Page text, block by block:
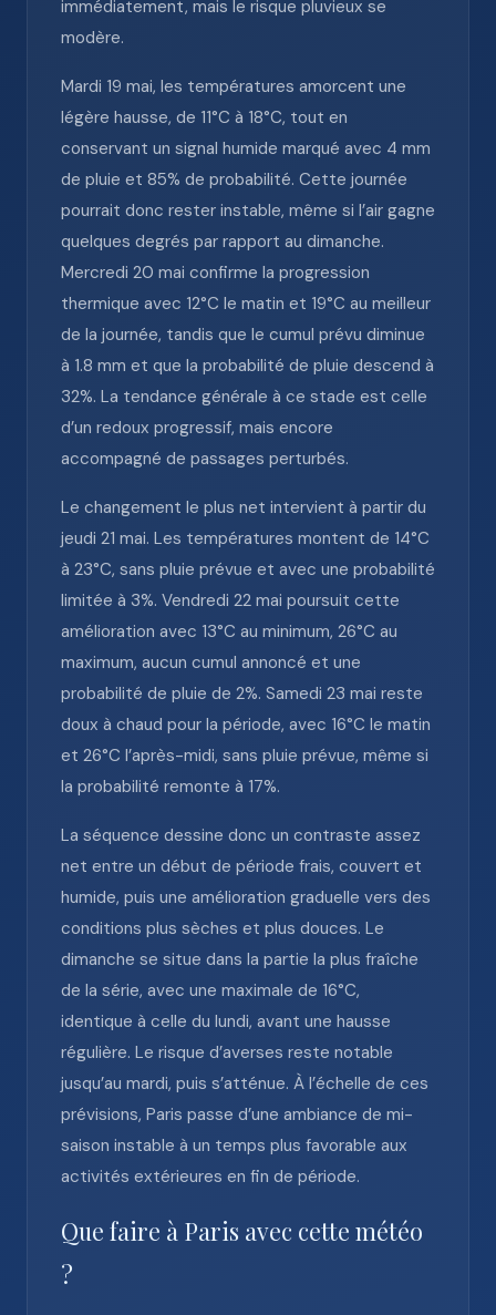
immédiatement, mais le risque pluvieux se
modère.
Mardi 19 mai, les températures amorcent une
légère hausse, de 11°C à 18°C, tout en
conservant un signal humide marqué avec 4 mm
de pluie et 85% de probabilité. Cette journée
pourrait donc rester instable, même si l’air gagne
quelques degrés par rapport au dimanche.
Mercredi 20 mai confirme la progression
thermique avec 12°C le matin et 19°C au meilleur
de la journée, tandis que le cumul prévu diminue
à 1.8 mm et que la probabilité de pluie descend à
32%. La tendance générale à ce stade est celle
d’un redoux progressif, mais encore
accompagné de passages perturbés.
Le changement le plus net intervient à partir du
jeudi 21 mai. Les températures montent de 14°C
à 23°C, sans pluie prévue et avec une probabilité
limitée à 3%. Vendredi 22 mai poursuit cette
amélioration avec 13°C au minimum, 26°C au
maximum, aucun cumul annoncé et une
probabilité de pluie de 2%. Samedi 23 mai reste
doux à chaud pour la période, avec 16°C le matin
et 26°C l’après-midi, sans pluie prévue, même si
la probabilité remonte à 17%.
La séquence dessine donc un contraste assez
net entre un début de période frais, couvert et
humide, puis une amélioration graduelle vers des
conditions plus sèches et plus douces. Le
dimanche se situe dans la partie la plus fraîche
de la série, avec une maximale de 16°C,
identique à celle du lundi, avant une hausse
régulière. Le risque d’averses reste notable
jusqu’au mardi, puis s’atténue. À l’échelle de ces
prévisions, Paris passe d’une ambiance de mi-
saison instable à un temps plus favorable aux
activités extérieures en fin de période.
Que faire à Paris avec cette météo
?